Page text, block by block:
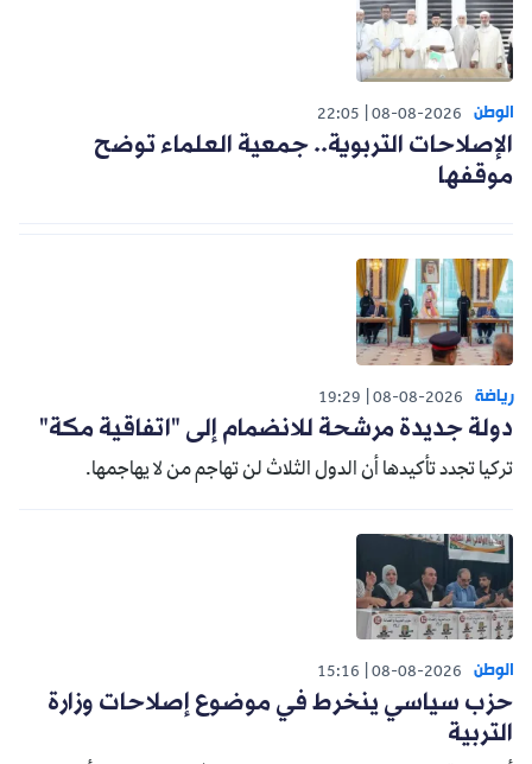
الوطن 08-08-2026
22:05
الإصلاحات التربوية.. جمعية العلماء توضح
موقفها
رياضة 08-08-2026
19:29
دولة جديدة مرشحة للانضمام إلى "اتفاقية مكة"
تركيا تجدد تأكيدها أن الدول الثلاث لن تهاجم من لا يهاجمها.
الوطن 08-08-2026
15:16
حزب سياسي ينخرط في موضوع إصلاحات وزارة
التربية